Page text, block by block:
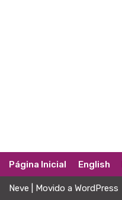
Página Inicial English
Neve | Movido a WordPress